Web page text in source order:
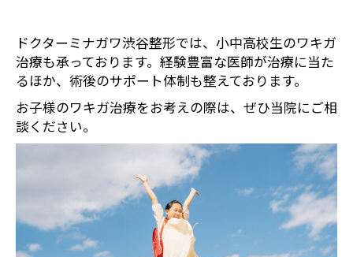
ドクターミナガワ渋谷整形では、小中高校生のワキガ
治療も承っております。経験豊富な医師が治療に当た
るほか、術後のサポート体制も整えております。
お子様のワキガ治療をお考えの際は、ぜひ当院にご相
談ください。